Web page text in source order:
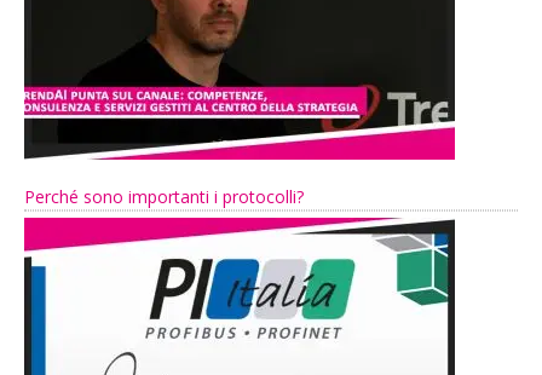
Perché sono importanti i protocolli?